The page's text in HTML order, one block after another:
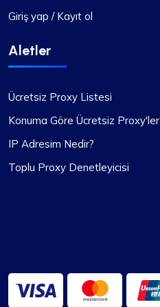
Giriş yap / Kayıt ol
Aletler
Ücretsiz Proxy Listesi
Konuma Göre Ücretsiz Proxy'ler
IP Adresim Nedir?
Toplu Proxy Denetleyicisi